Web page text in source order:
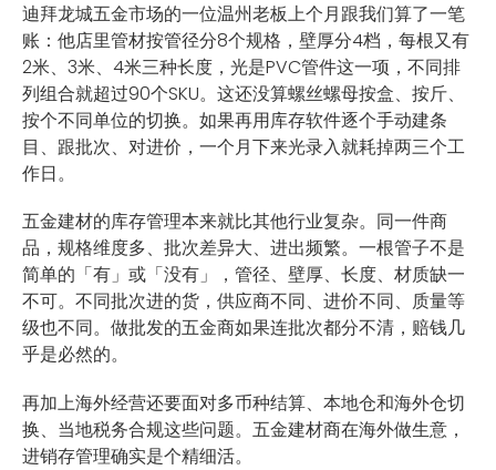
迪拜龙城五金市场的一位温州老板上个月跟我们算了一笔
账：他店里管材按管径分8个规格，壁厚分4档，每根又有
2米、3米、4米三种长度，光是PVC管件这一项，不同排
列组合就超过90个SKU。这还没算螺丝螺母按盒、按斤、
按个不同单位的切换。如果再用库存软件逐个手动建条
目、跟批次、对进价，一个月下来光录入就耗掉两三个工
作日。
五金建材的库存管理本来就比其他行业复杂。同一件商
品，规格维度多、批次差异大、进出频繁。一根管子不是
简单的「有」或「没有」，管径、壁厚、长度、材质缺一
不可。不同批次进的货，供应商不同、进价不同、质量等
级也不同。做批发的五金商如果连批次都分不清，赔钱几
乎是必然的。
再加上海外经营还要面对多币种结算、本地仓和海外仓切
换、当地税务合规这些问题。五金建材商在海外做生意，
进销存管理确实是个精细活。